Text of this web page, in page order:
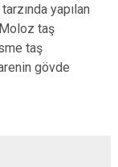
yapılan
taş
taş
gövde